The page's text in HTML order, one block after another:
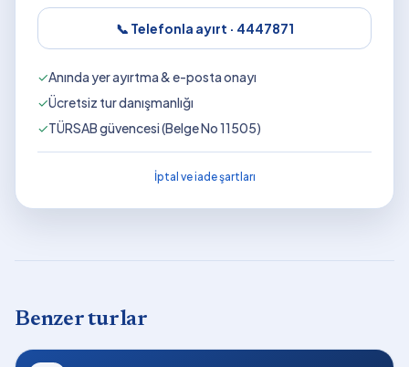
📞 Telefonla ayırt · 4447871
✓Anında yer ayırtma & e-posta onayı
✓Ücretsiz tur danışmanlığı
✓TÜRSAB güvencesi (Belge No 11505)
İptal ve iade şartları
Benzer turlar